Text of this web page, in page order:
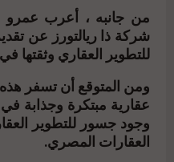
من جانبه ، أعرب
شركة ذا ريالتورز عن
للتطوير العقاري وثقتها
ومن المتوقع أن تسفر
عقارية مبتكرة وجذابة
وجود جسور للتطوير
العقارات المصري.